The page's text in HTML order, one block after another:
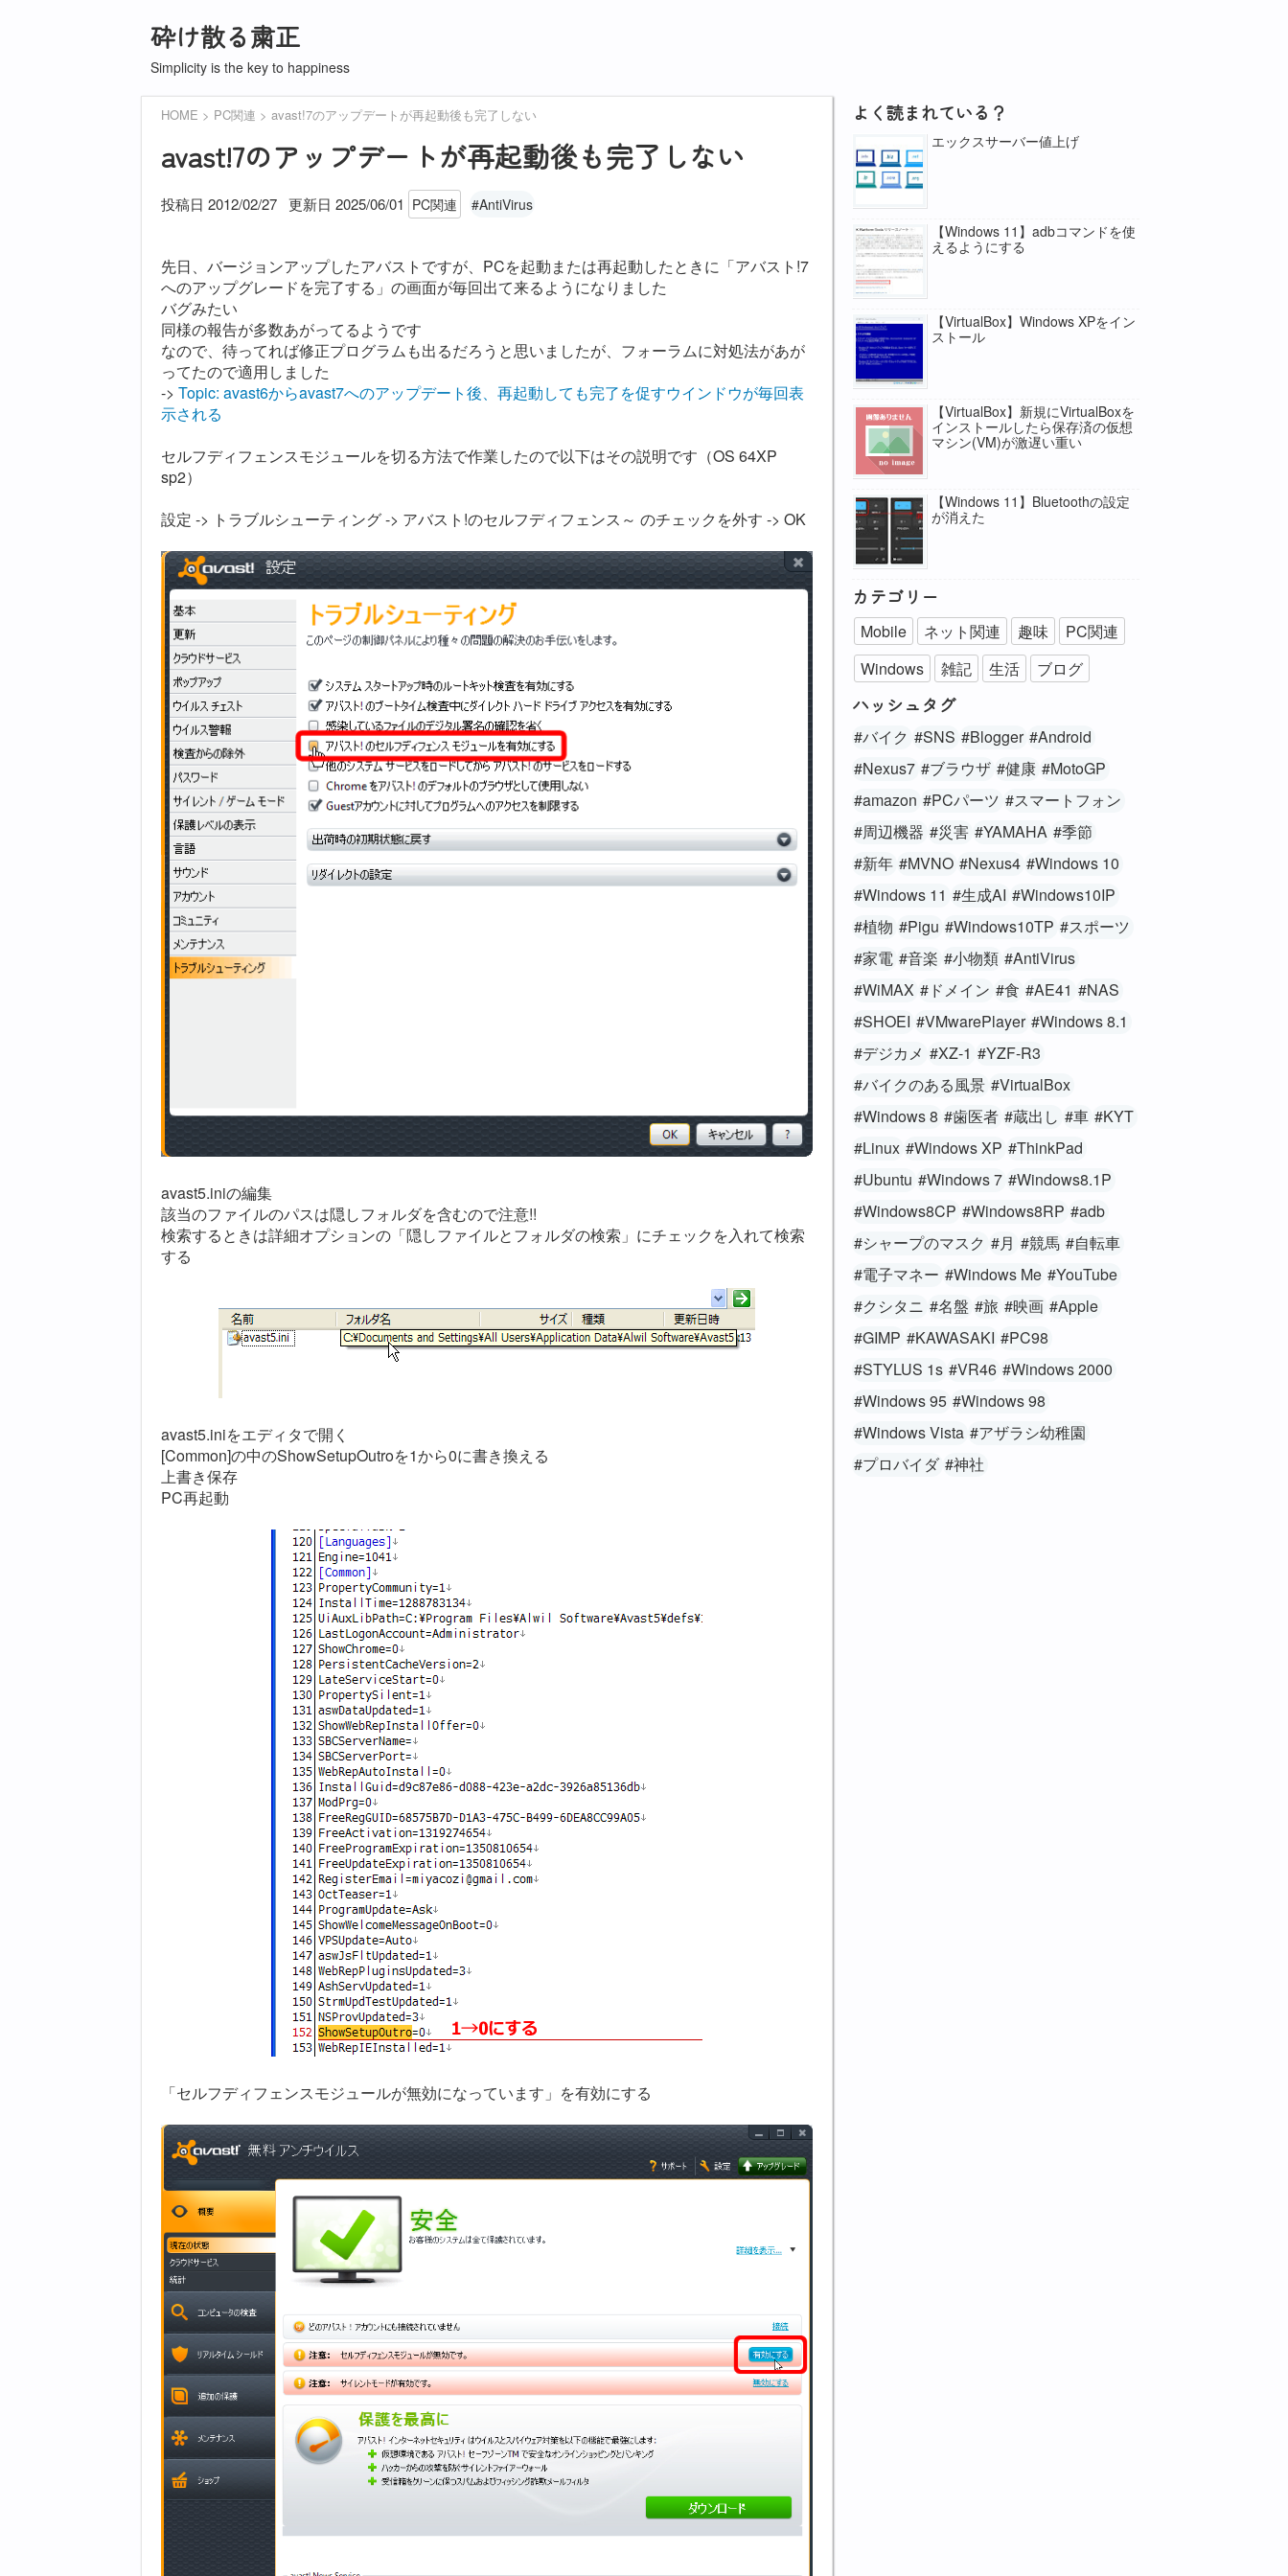
砕け散る粛正
Simplicity is the key to happiness
HOME PC関連 avast!7のアップデートが再起動後も完了しない
avast!7のアップデートが再起動後も完了しない
投稿日 2012/02/27 更新日 2025/06/01 PC関連 #AntiVirus
先日、バージョンアップしたアバストですが、PCを起動または再起動したときに「アバスト!7
へのアップグレードを完了する」の画面が毎回出て来るようになりました
バグみたい
同様の報告が多数あがってるようです
なので、待ってれば修正プログラムも出るだろうと思いましたが、フォーラムに対処法があが
ってたので適用しました
-> Topic: avast6からavast7へのアップデート後、再起動しても完了を促すウインドウが毎回表
示される
セルフディフェンスモジュールを切る方法で作業したので以下はその説明です（OS 64XP
sp2）
設定 -> トラブルシューティング -> アバスト!のセルフディフェンス～ のチェックを外す -> OK
avast5.iniの編集
該当のファイルのパスは隠しフォルダを含むので注意!!
検索するときは詳細オプションの「隠しファイルとフォルダの検索」にチェックを入れて検索
する
avast5.iniをエディタで開く
[Common]の中のShowSetupOutroを1から0に書き換える
上書き保存
PC再起動
「セルフディフェンスモジュールが無効になっています」を有効にする
よく読まれている？
エックスサーバー値上げ
【Windows 11】adbコマンドを使
えるようにする
【VirtualBox】Windows XPをイン
ストール
【VirtualBox】新規にVirtualBoxを
インストールしたら保存済の仮想
マシン(VM)が激遅い重い
【Windows 11】Bluetoothの設定
が消えた
カテゴリー
Mobile ネット関連 趣味
PC関連
Windows
雑記 生活 ブログ
ハッシュタグ
#バイク #SNS #Blogger #Android
#Nexus7 #ブラウザ #健康 #MotoGP
#amazon #PCパーツ #スマートフォン
#周辺機器 #災害 #YAMAHA #季節
#新年 #MVNO #Nexus4 #Windows 10
#Windows 11 #生成AI #Windows10IP
#植物 #Pigu #Windows10TP #スポーツ
#家電 #音楽 #小物類 #AntiVirus
#WiMAX #ドメイン #食 #AE41 #NAS
#SHOEI #VMwarePlayer #Windows 8.1
#デジカメ #XZ-1 #YZF-R3
#バイクのある風景 #VirtualBox
#Windows 8 #歯医者 #蔵出し #車 #KYT
#Linux #Windows XP #ThinkPad
#Ubuntu #Windows 7 #Windows8.1P
#Windows8CP #Windows8RP #adb
#シャープのマスク #月 #競馬 #自転車
#電子マネー #Windows Me #YouTube
#クシタニ #名盤 #旅 #映画 #Apple
#GIMP #KAWASAKI #PC98
#STYLUS 1s #VR46 #Windows 2000
#Windows 95 #Windows 98
#Windows Vista #アザラシ幼稚園
#プロバイダ #神社